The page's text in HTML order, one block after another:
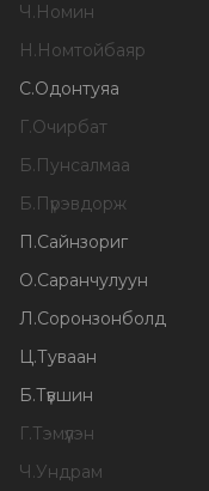
Ч.Номин
Н.Номтойбаяр
С.Одонтуяа
Г.Очирбат
Б.Пунсалмаа
Б.Пүрэвдорж
П.Сайнзориг
О.Саранчулуун
Л.Соронзонболд
Ц.Туваан
Б.Түвшин
Г.Тэмүүлэн
Ч.Ундрам